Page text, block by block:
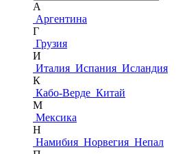
А
Аргентина
Г
Грузия
И
Италия Испания Исландия
К
Кабо-Верде Китай
М
Мексика
Н
Намибия Норвегия Непал